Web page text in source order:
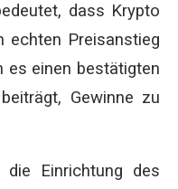
dass Krypto
echten Preisanstieg
es einen bestätigten
Gewinne zu
die Einrichtung des